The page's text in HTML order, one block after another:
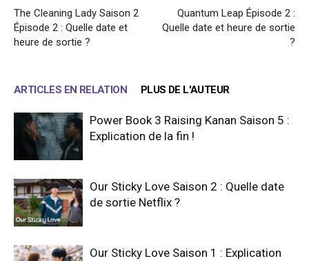
The Cleaning Lady Saison 2
Épisode 2 : Quelle date et
heure de sortie ?
Quantum Leap Épisode 2 :
Quelle date et heure de sortie
?
ARTICLES EN RELATION PLUS DE L'AUTEUR
Power Book 3 Raising Kanan Saison 5 :
Explication de la fin !
Our Sticky Love Saison 2 : Quelle date
de sortie Netflix ?
Our Sticky Love Saison 1 : Explication